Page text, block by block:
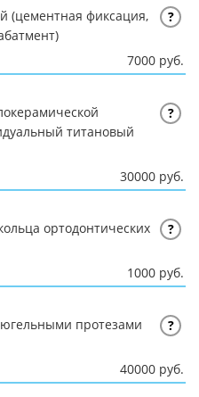
(цементная фиксация,
?
7000 руб.
титановый
?
30000 руб.
ортодонтических
?
1000 руб.
протезами
?
40000 руб.